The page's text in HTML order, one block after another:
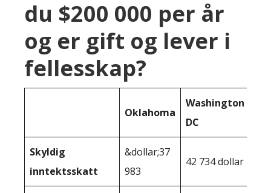
du $200 000 per år
og er gift og lever i
fellesskap?
Oklahoma
Washington
DC
Skyldig
inntektsskatt
&dollar;37
983
42 734 dollar